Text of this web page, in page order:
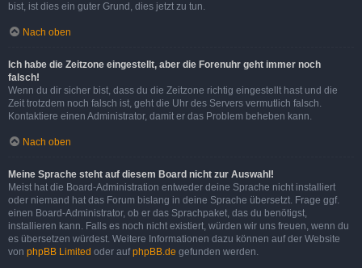
bist, ist dies ein guter Grund, dies jetzt zu tun.
Nach oben
Ich habe die Zeitzone eingestellt, aber die Forenuhr geht immer noch
falsch!
Wenn du dir sicher bist, dass du die Zeitzone richtig eingestellt hast und die
Zeit trotzdem noch falsch ist, geht die Uhr des Servers vermutlich falsch.
Kontaktiere einen Administrator, damit er das Problem beheben kann.
Nach oben
Meine Sprache steht auf diesem Board nicht zur Auswahl!
Meist hat die Board-Administration entweder deine Sprache nicht installiert
oder niemand hat das Forum bislang in deine Sprache übersetzt. Frage ggf.
einen Board-Administrator, ob er das Sprachpaket, das du benötigst,
installieren kann. Falls es noch nicht existiert, würden wir uns freuen, wenn du
es übersetzen würdest. Weitere Informationen dazu können auf der Website
von phpBB Limited oder aufphpBB.de gefunden werden.